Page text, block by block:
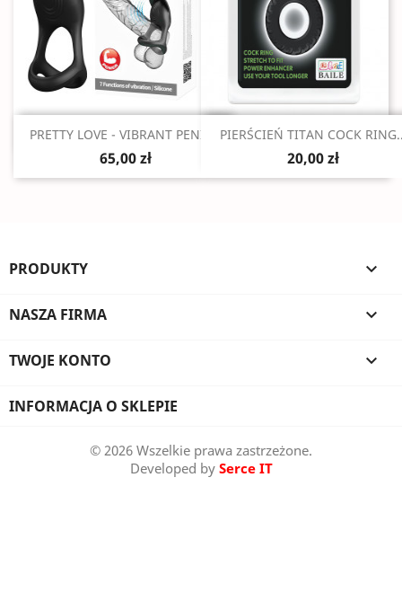
Szybki podgląd
PRETTY LOVE - VIBRANT PENIS...
65,00 zł
Szybki podgląd
PIERŚCIEŃ TITAN COCK
20,00 zł
PRODUKTY 
NASZA FIRMA 
TWOJE KONTO 
INFORMACJA O SKLEPIE
© 2026 Wszelkie prawa zastrzeżone.
Developed by Serce IT